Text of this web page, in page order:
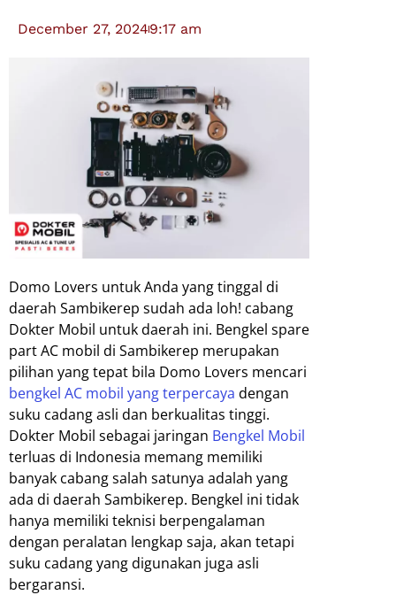
December 27, 20249:17 am
Domo Lovers untuk Anda yang tinggal di
daerah Sambikerep sudah ada loh! cabang
Dokter Mobil untuk daerah ini. Bengkel spare
part AC mobil di Sambikerep merupakan
pilihan yang tepat bila Domo Lovers mencari
bengkel AC mobil yang terpercaya dengan
suku cadang asli dan berkualitas tinggi.
Dokter Mobil sebagai jaringan Bengkel Mobil
terluas di Indonesia memang memiliki
banyak cabang salah satunya adalah yang
ada di daerah Sambikerep. Bengkel ini tidak
hanya memiliki teknisi berpengalaman
dengan peralatan lengkap saja, akan tetapi
suku cadang yang digunakan juga asli
bergaransi.